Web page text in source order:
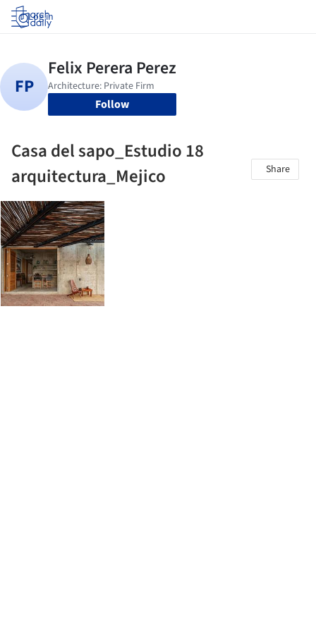
Log in
Follow
Casa del sapo_Estudio 18
arquitectura_Mejico
Share